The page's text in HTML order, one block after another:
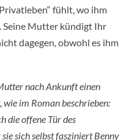
fühlt, wo ihm
Seine Mutter kündigt Ihr
dagegen, obwohl es ihm
nach Ankunft einen
im Roman beschrieben:
die offene Tür des
sich selbst fasziniert Benny